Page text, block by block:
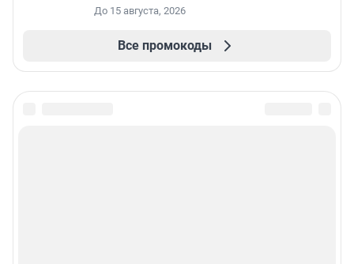
До 15 августа, 2026
Все промокоды